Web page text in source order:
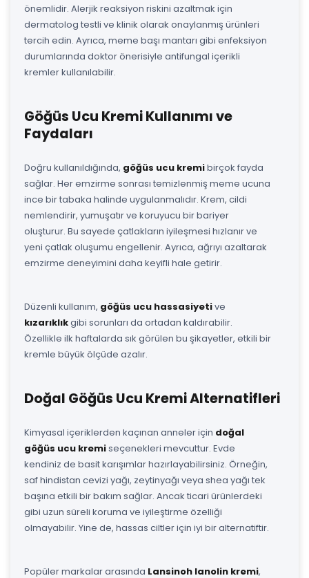
önemlidir. Alerjik reaksiyon riskini azaltmak için
dermatolog testli ve klinik olarak onaylanmış ürünleri
tercih edin. Ayrıca, meme başı mantarı gibi enfeksiyon
durumlarında doktor önerisiyle antifungal içerikli
kremler kullanılabilir.
Göğüs Ucu Kremi Kullanımı ve
Faydaları
Doğru kullanıldığında, göğüs ucu kremibirçok fayda
sağlar. Her emzirme sonrası temizlenmiş meme ucuna
ince bir tabaka halinde uygulanmalıdır. Krem, cildi
nemlendirir, yumuşatır ve koruyucu bir bariyer
oluşturur. Bu sayede çatlakların iyileşmesi hızlanır ve
yeni çatlak oluşumu engellenir. Ayrıca, ağrıyı azaltarak
emzirme deneyimini daha keyifli hale getirir.
Düzenli kullanım, göğüs ucu hassasiyetive
kızarıklıkgibi sorunları da ortadan kaldırabilir.
Özellikle ilk haftalarda sık görülen bu şikayetler, etkili bir
kremle büyük ölçüde azalır.
Doğal Göğüs Ucu Kremi Alternatifleri
Kimyasal içeriklerden kaçınan anneler için doğal
göğüs ucu kremiseçenekleri mevcuttur. Evde
kendiniz de basit karışımlar hazırlayabilirsiniz. Örneğin,
saf hindistan cevizi yağı, zeytinyağı veya shea yağı tek
başına etkili bir bakım sağlar. Ancak ticari ürünlerdeki
gibi uzun süreli koruma ve iyileştirme özelliği
olmayabilir. Yine de, hassas ciltler için iyi bir alternatiftir.
Popüler markalar arasında Lansinoh lanolin kremi,